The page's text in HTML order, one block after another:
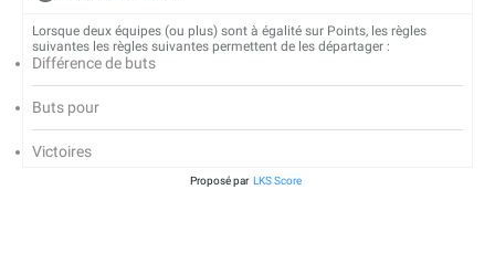
Lorsque deux équipes (ou plus) sont à égalité sur Points, les règles
suivantes les règles suivantes permettent de les départager :
Différence de buts
Buts pour
Victoires
Proposé par LKS Score